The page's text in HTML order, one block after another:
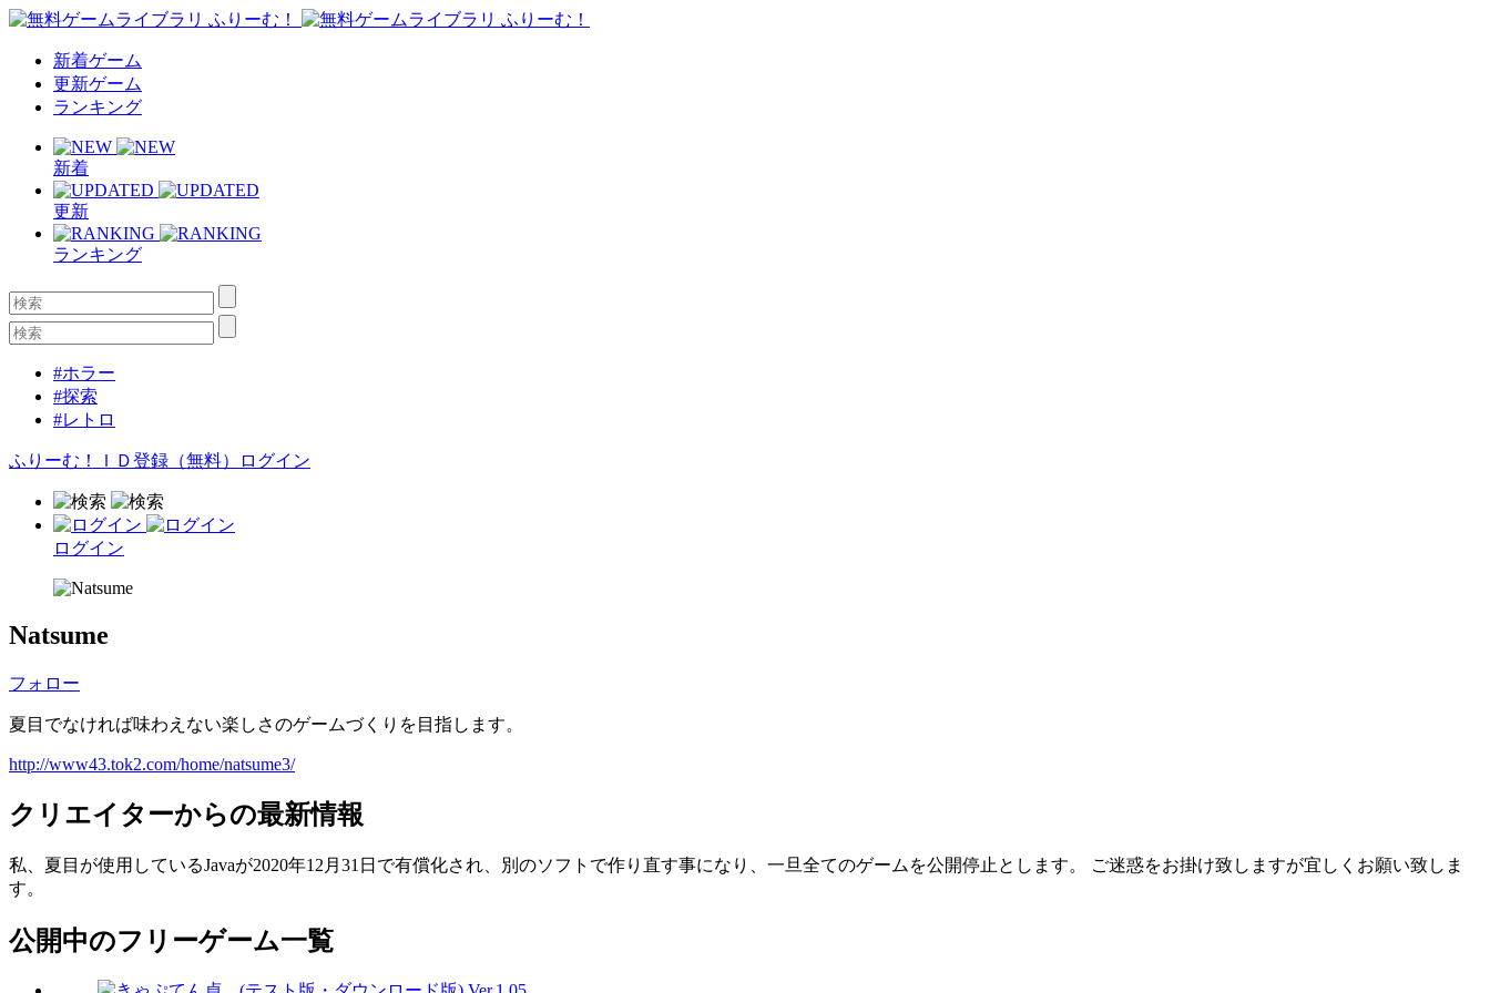
新着ゲーム
更新ゲーム
ランキング
新着
更新
ランキング
#ホラー
#探索
#レトロ
ふりーむ！ＩＤ登録（無料） ログイン
ログイン
Natsume
フォロー
夏目でなければ味わえない楽しさのゲームづくりを目指します。
http://www43.tok2.com/home/natsume3/
クリエイターからの最新情報
私、夏目が使用しているJavaが2020年12月31日で有償化され、別のソフトで作り直す事になり、一旦全てのゲームを公開停止とします。 ご迷惑をお掛け致しますが宜しくお願い致しま
す。
公開中のフリーゲーム一覧